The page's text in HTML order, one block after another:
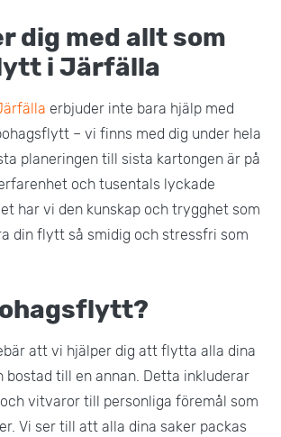
dig med allt som
i Järfälla
erbjuder inte bara hjälp med
– vi finns med dig under hela
planeringen till sista kartongen är på
och tusentals lyckade
har vi den kunskap och trygghet som
din flytt så smidig och stressfri som
att vi hjälper dig att flytta alla dina
bostad till en annan. Detta inkluderar
vitvaror till personliga föremål som
Vi ser till att alla dina saker packas